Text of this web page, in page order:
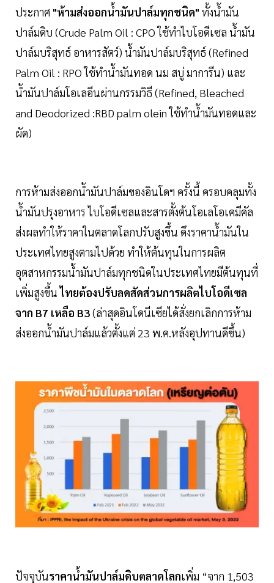
ประกาศ "ห้ามส่งออกน้ำมันปาล์มทุกชนิด" ทั้งน้ำมัน
ปาล์มดิบ (Crude Palm Oil : CPO ใช้ทำไบโอดีเซล น้ำมัน
ปาล์มบริสุทธ์ อาหารสัตว์) น้ำมันปาล์มบริสุทธ์ (Refined
Palm Oil : RPO ใช้ทำน้ำมันทอด นม สบู่ มาการีน) และ
น้ำมันปาล์มโอเลอีนผ่านกรรมวิธี (Refined, Bleached
and Deodorized :RBD palm olein ใช้ทำน้ำมันทอดและ
ผัด)
การห้ามส่งออกน้ำมันปาล์มของอินโดฯ ครั้งนี้ ครอบคลุมทั้ง
น้ำมันปรุงอาหาร ไบโอดีเซลและสารตั้งต้นโอเลโอเคมีคัล
ส่งผลทำให้ราคาในตลาดโลกปรับสูงขึ้น ดึงราคาน้ำมันใน
ประเทศไทยสูงตามไปด้วย ทำให้ต้นทุนในการผลิต
อุตสาหกรรมน้ำมันปาล์มทุกชนิดในประเทศไทยมีต้นทุนที่
เพิ่มสูงขึ้นไทยต้องปรับลดสัดส่วนการผลิตไบโอดีเซล
จาก B7 เหลือ B3(ล่าสุดอินโดนีเซียได้สั่งยกเลิกการห้าม
ส่งออกน้ำมันปาล์มแล้วตั้งแต่ 23 พ.ค.หลังอุปทานดีขึ้น)
ปัจจุบันราคาน้ำมันปาล์มดิบตลาดโลกเพิ่ม “จาก 1,503